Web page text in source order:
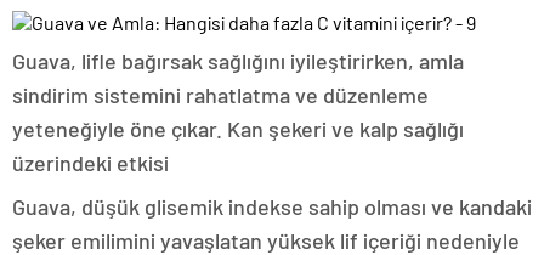
Guava, lifle bağırsak sağlığını iyileştirirken, amla
sindirim sistemini rahatlatma ve düzenleme
yeteneğiyle öne çıkar. Kan şekeri ve kalp sağlığı
üzerindeki etkisi
Guava, düşük glisemik indekse sahip olması ve kandaki
şeker emilimini yavaşlatan yüksek lif içeriği nedeniyle